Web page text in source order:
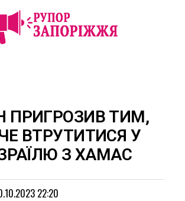
ПРИГРОЗИВ ТИМ,
ВТРУТИТИСЯ У
З ХАМАС
22:20
Exit mobile version